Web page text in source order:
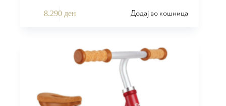
8.290 ден Додај во кошница